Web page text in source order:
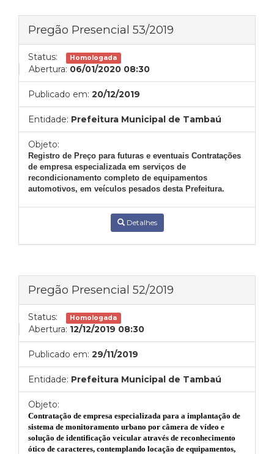
Pregão Presencial 53/2019
Status: Homologada
Abertura: 06/01/2020 08:30
Publicado em: 20/12/2019
Entidade: Prefeitura Municipal de Tambaú
Objeto:
Registro de Preço para futuras e eventuais Contratações
de empresa especializada em serviços de
recondicionamento completo de equipamentos
automotivos, em veículos pesados desta Prefeitura.
Detalhes
Pregão Presencial 52/2019
Status: Homologada
Abertura: 12/12/2019 08:30
Publicado em: 29/11/2019
Entidade: Prefeitura Municipal de Tambaú
Objeto:
Contratação de empresa especializada para a implantação de
sistema de monitoramento urbano por câmera de vídeo e
solução de identificação veicular através de reconhecimento
ótico de caracteres, contemplando locação de equipamentos,